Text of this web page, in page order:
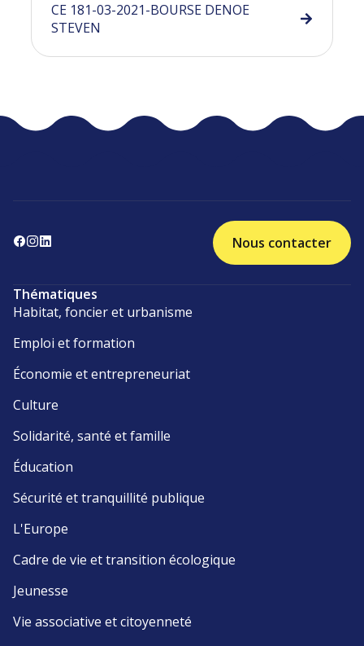
CE 181-03-2021-BOURSE DENOE
STEVEN
Nous contacter
Thématiques
Habitat, foncier et urbanisme
Emploi et formation
Économie et entrepreneuriat
Culture
Solidarité, santé et famille
Éducation
Sécurité et tranquillité publique
L'Europe
Cadre de vie et transition écologique
Jeunesse
Vie associative et citoyenneté